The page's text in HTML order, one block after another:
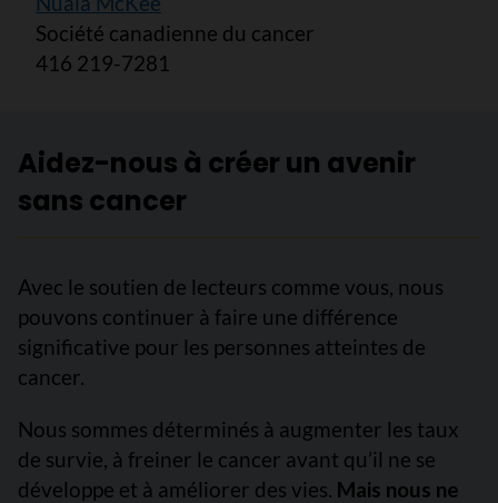
Société canadienne du cancer
416 219-7281
Aidez-nous à créer un avenir
sans cancer
Avec le soutien de lecteurs comme vous, nous
pouvons continuer à faire une différence
significative pour les personnes atteintes de
cancer.
Nous sommes déterminés à augmenter les taux
de survie, à freiner le cancer avant qu’il ne se
développe et à améliorer des vies. Mais nous ne